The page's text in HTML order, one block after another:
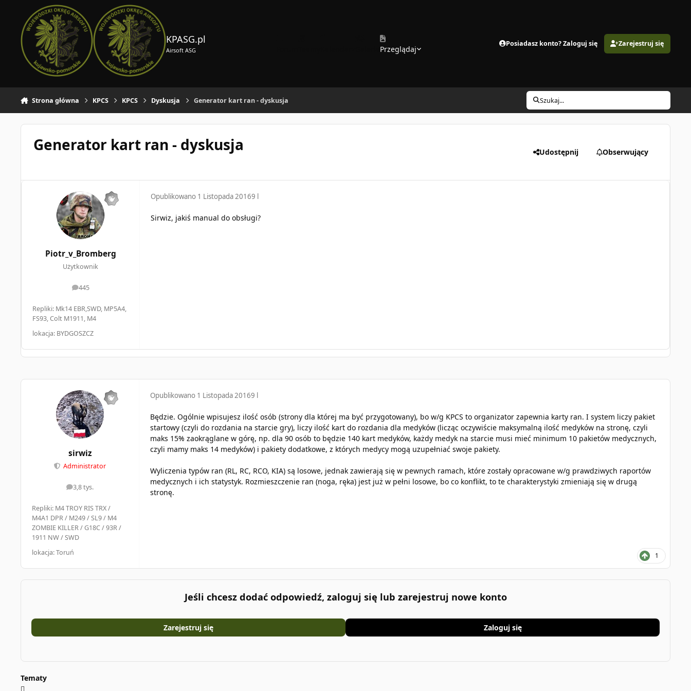
Skocz do zawartości
KPASG.pl
Airsoft ASG Przeglądaj
Posiadasz konto? Zaloguj się Zarejestruj się
Strona główna KPCS KPCS Dyskusja Generator kart ran - dyskusja Szukaj...
Generator kart ran - dyskusja Udostępnij Obserwujący
Piotr_v_Bromberg
Użytkownik
445
odpowiedzi
Repliki: Mk14 EBR,SWD, MP5A4,
FS93, Colt M1911, M4
lokacja: BYDGOSZCZ
Opublikowano 1 Listopada 20169 l
Sirwiz, jakiś manual do obsługi?
sirwiz
Administrator
3,8 tys.
odpowiedzi
Repliki: M4 TROY RIS TRX /
M4A1 DPR / M249 / SL9 / M4
ZOMBIE KILLER / G18C / 93R /
1911 NW / SWD
lokacja: Toruń
Opublikowano 1 Listopada 20169 l
Będzie. Ogólnie wpisujesz ilość osób (strony dla której ma być przygotowany), bo w/g KPCS to organizator zapewnia karty ran. I system liczy pakiet
startowy (czyli do rozdania na starcie gry), liczy ilość kart do rozdania dla medyków (licząc oczywiście maksymalną ilość medyków na stronę, czyli
maks 15% zaokrąglane w górę, np. dla 90 osób to będzie 140 kart medyków, każdy medyk na starcie musi mieć minimum 10 pakietów medycznych,
czyli mamy maks 14 medyków) i pakiety dodatkowe, z których medycy mogą uzupełniać swoje pakiety.
Wyliczenia typów ran (RL, RC, RCO, KIA) są losowe, jednak zawierają się w pewnych ramach, które zostały opracowane w/g prawdziwych raportów
medycznych i ich statystyk. Rozmieszczenie ran (noga, ręka) jest już w pełni losowe, bo co konflikt, to te charakterystyki zmieniają się w drugą
stronę.
1
Jeśli chcesz dodać odpowiedź, zaloguj się lub zarejestruj nowe konto
Zarejestruj się Zaloguj się
Tematy